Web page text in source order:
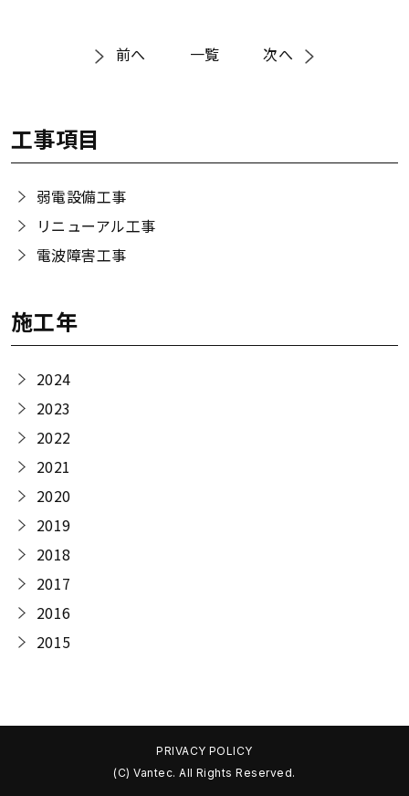
前へ 一覧 次へ
工事項目
弱電設備工事
リニューアル工事
電波障害工事
施工年
2024
2023
2022
2021
2020
2019
2018
2017
2016
2015
PRIVACY POLICY
(C) Vantec. All Rights Reserved.